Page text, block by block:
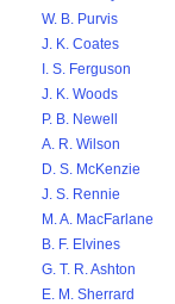
W. B. Purvis
J. K. Coates
I. S. Ferguson
J. K. Woods
P. B. Newell
A. R. Wilson
D. S. McKenzie
J. S. Rennie
M. A. MacFarlane
B. F. Elvines
G. T. R. Ashton
E. M. Sherrard